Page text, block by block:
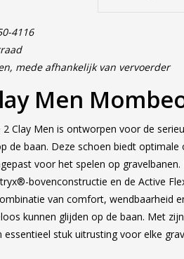
4116
mede afhankelijk van vervoerder
Men
Clay Men is ontworpen voor de
de baan. Deze schoen biedt
voor het spelen op
bovenconstructie en de Active
van comfort, wendbaarheid
kunnen glijden op de baan. Met
stuk uitrusting voor elke